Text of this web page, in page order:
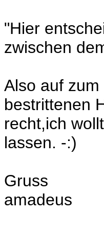
"Hier
zwischen
Also auf
bestrittenen
recht,ich
lassen. -:)
Gruss
amadeus